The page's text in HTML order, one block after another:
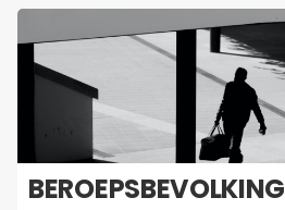
BE­ROEPS­BE­VOL­KING